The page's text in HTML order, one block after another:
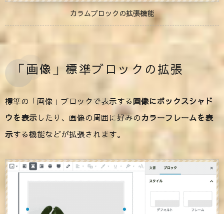
カラムブロックの拡張機能
「画像」標準ブロックの拡張
標準の「画像」ブロックで表示する画像にボックスシャド
ウを表示したり、画像の周囲に好みのカラーフレームを表
示する機能などが拡張されます。